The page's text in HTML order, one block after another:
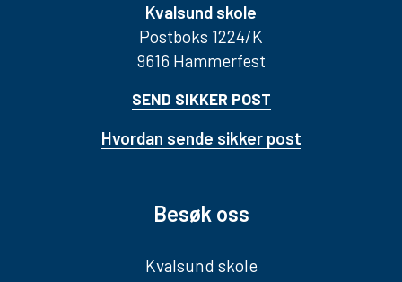
Kvalsund skole
Postboks 1224/K
9616 Hammerfest
SEND SIKKER POST
Hvordan sende sikker post
Besøk oss
Kvalsund skole